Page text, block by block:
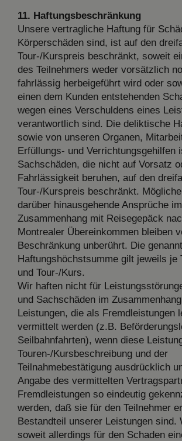
11. Haftungsbeschränkung
Unsere vertragliche Haftung für
Körperschäden sind, ist auf den
Tour-/Kurspreis beschränkt, soweit
des Teilnehmers weder vorsätzlich
fahrlässig herbeigeführt wird oder
einen dem Kunden entstehenden
wegen eines Verschuldens eines
verantwortlich sind. Die deliktische
sowie von unseren Organen,
Erfüllungs- und Verrichtungsgehilfen
Sachschäden, die nicht auf Vorsatz
Fahrlässigkeit beruhen, auf den
Tour-/Kurspreis beschränkt.
darüber hinausgehende Ansprüche im
Zusammenhang mit Reisegepäck
Montrealer Übereinkommen bleiben
Beschränkung unberührt. Die
Haftungshöchstsumme gilt jeweils je
und Tour-/Kurs.
Wir haften nicht für
und Sachschäden im
Leistungen, die als Fremdleistungen
vermittelt werden (z.B.
Seilbahnfahrten), wenn diese
Touren-/Kursbeschreibung und der
Teilnahmebestätigung ausdrücklich
Angabe des vermittelten
Fremdleistungen so eindeutig
werden, daß sie für den Teilnehmer
Bestandteil unserer Leistungen sind.
soweit allerdings für den Schaden